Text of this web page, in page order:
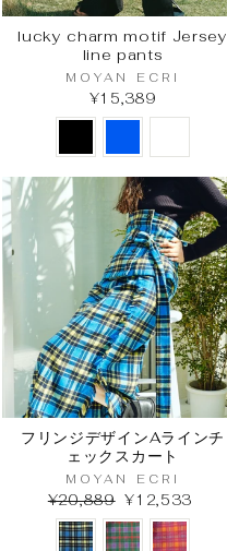
lucky charm motif Jersey
line pants
MOYAN ECRI
¥15,389
フリンジデザインAラインチ
ェックスカート
MOYAN ECRI
¥20,889 ¥12,533